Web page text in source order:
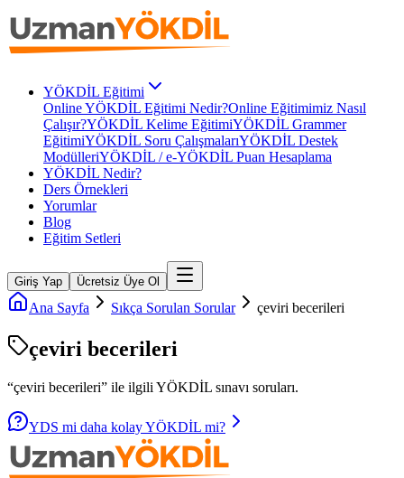
YÖKDİL Eğitimi
Online YÖKDİL Eğitimi Nedir?Online Eğitimimiz Nasıl
Çalışır?YÖKDİL Kelime EğitimiYÖKDİL Grammer
EğitimiYÖKDİL Soru ÇalışmalarıYÖKDİL Destek
ModülleriYÖKDİL / e-YÖKDİL Puan Hesaplama
YÖKDİL Nedir?
Ders Örnekleri
Yorumlar
Blog
Eğitim Setleri
Giriş Yap Ücretsiz Üye Ol
Ana Sayfa Sıkça Sorulan Sorular çeviri becerileri
çeviri becerileri
“çeviri becerileri” ile ilgili YÖKDİL sınavı soruları.
YDS mi daha kolay YÖKDİL mi?